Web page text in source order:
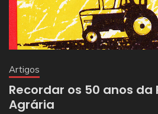
Artigos
Recordar os 50 anos da
Agrária